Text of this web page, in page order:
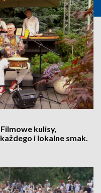
kulisy,
i lokalne smak.